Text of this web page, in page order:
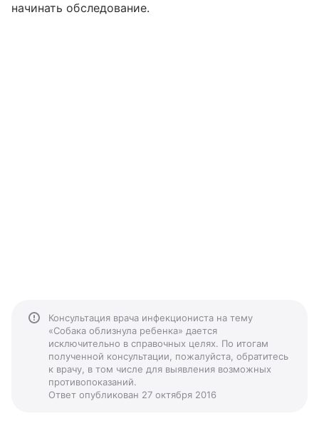
начинать обследование.
Консультация врача инфекциониста на тему
«Собака облизнула ребенка» дается
исключительно в справочных целях. По итогам
полученной консультации, пожалуйста, обратитесь
к врачу, в том числе для выявления возможных
противопоказаний.
Ответ опубликован 27 октября 2016